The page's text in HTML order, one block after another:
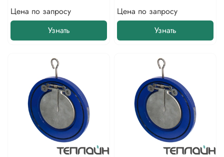
Цена по запросу
Узнать
Цена по запросу
Узнать